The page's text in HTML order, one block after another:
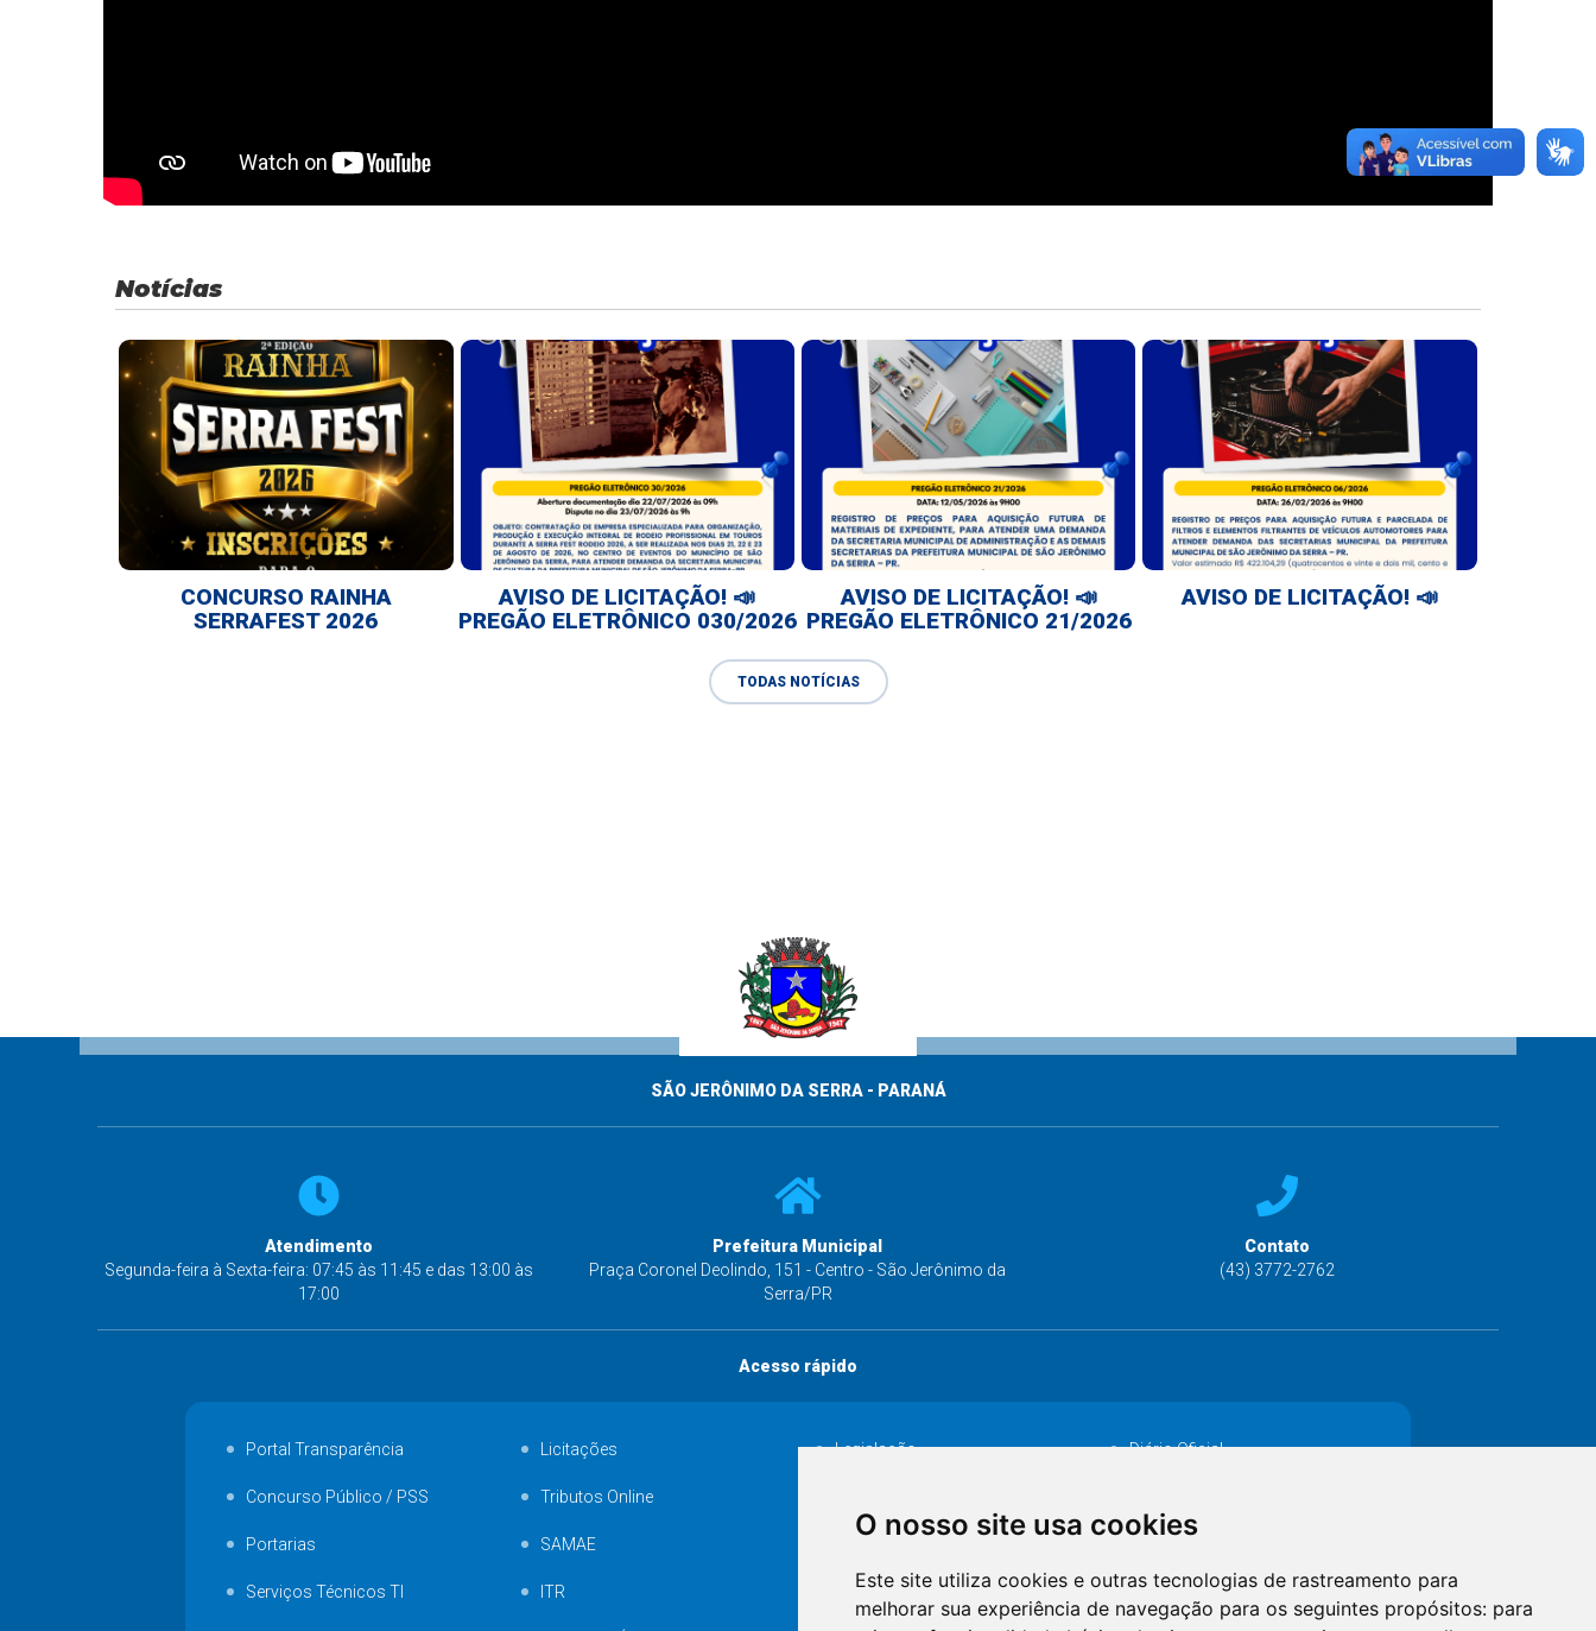
O nosso site usa cookies
Este site utiliza cookies e outras tecnologias de rastreamento para
melhorar sua experiência de navegação para os seguintes propósitos: para
Notícias
CONCURSO RAINHA
SERRAFEST 2026
AVISO DE LICITAÇÃO! 📣
PREGÃO ELETRÔNICO 030/2026
AVISO DE LICITAÇÃO! 📣
PREGÃO ELETRÔNICO 21/2026
AVISO DE LICITAÇÃO! 📣
TODAS NOTÍCIAS
SÃO JERÔNIMO DA SERRA - PARANÁ
Atendimento
Segunda-feira à Sexta-feira: 07:45 às 11:45 e das 13:00 às
17:00
Prefeitura Municipal
Praça Coronel Deolindo, 151 - Centro - São Jerônimo da
Serra/PR
Contato
(43) 3772-2762
Acesso rápido
Portal Transparência Licitações Legislação Diário Oficial
Concurso Público / PSS Tributos Online
Portarias SAMAE
Serviços Técnicos TI ITR Desapropriações Catalogo Eletrônico de Padronização